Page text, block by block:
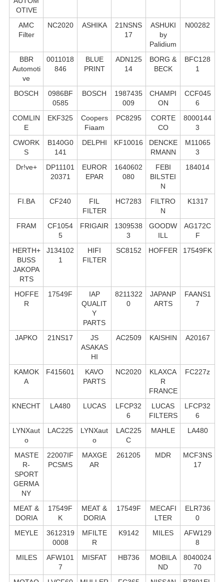
OTIVE
AMC
Filter
NC2020 ASHIKA
21NSNS
17
ASHUKI
by
Palidium
N00282
BBR
Automoti
ve
0011018
846
BLUE
PRINT
ADN125
14
BORG &
BECK
BFC128
1
BOSCH
0986BF
0585
BOSCH
1987435
009
CHAMPI
ON
CCF045
6
COMLIN
E
EKF325
Coopers
Fiaam
PC8295
CORTE
CO
8000144
3
CWORK
S
B140G0
141
DELPHI KF10016
DENCKE
RMANN
M11065
3
Dr!ve+
DP11101
20371
EUROR
EPAR
1640602
080
FEBI
BILSTEI
N
184014
FI.BA CF240
FIL
FILTER
HC7283
FILTRO
N
K1317
FRAM
CF1054
5
FRIGAIR
1309538
3
GOODW
ILL
AG172C
F
HERTH+
BUSS
JAKOPA
RTS
J134102
1
HIFI
FILTER
SC8152 HOFFER 17549FK
HOFFE
R
17549F
IAP
QUALIT
Y
PARTS
8211322
0
JAPANP
ARTS
FAANS1
7
JAPKO 21NS17
JS
ASAKAS
HI
AC2509 KAISHIN A20167
KAMOK
A
F415601
KAVO
PARTS
NC2020
KLAXCA
R
FRANCE
FC227z
KNECHT LA480 LUCAS
LFCP32
6
LUCAS
FILTERS
LFCP32
6
LYNXaut
o
LAC225
LYNXaut
o
LAC225
C
MAHLE LA480
MASTE
R-
SPORT
GERMA
NY
22007IF
PCSMS
MAXGE
AR
261205 MDR
MCF3NS
17
MEAT &
DORIA
17549F
K
MEAT &
DORIA
17549F
MECAFI
LTER
ELR736
0
MEYLE
3612319
0008
MFILTE
R
K9142 MILES
AFW129
8
MILES
AFW101
7
MISFAT HB736
MOBILA
ND
8040024
70